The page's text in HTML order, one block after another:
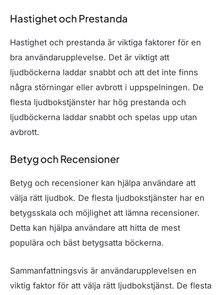
Hastighet och Prestanda
Hastighet och prestanda är viktiga faktorer för en
bra användarupplevelse. Det är viktigt att
ljudböckerna laddar snabbt och att det inte finns
några störningar eller avbrott i uppspelningen. De
flesta ljudbokstjänster har hög prestanda och
ljudböckerna laddar snabbt och spelas upp utan
avbrott.
Betyg och Recensioner
Betyg och recensioner kan hjälpa användare att
välja rätt ljudbok. De flesta ljudbokstjänster har en
betygsskala och möjlighet att lämna recensioner.
Detta kan hjälpa användare att hitta de mest
populära och bäst betygsatta böckerna.
Sammanfattningsvis är användarupplevelsen en
viktig faktor för att välja rätt ljudbokstjänst. De flesta